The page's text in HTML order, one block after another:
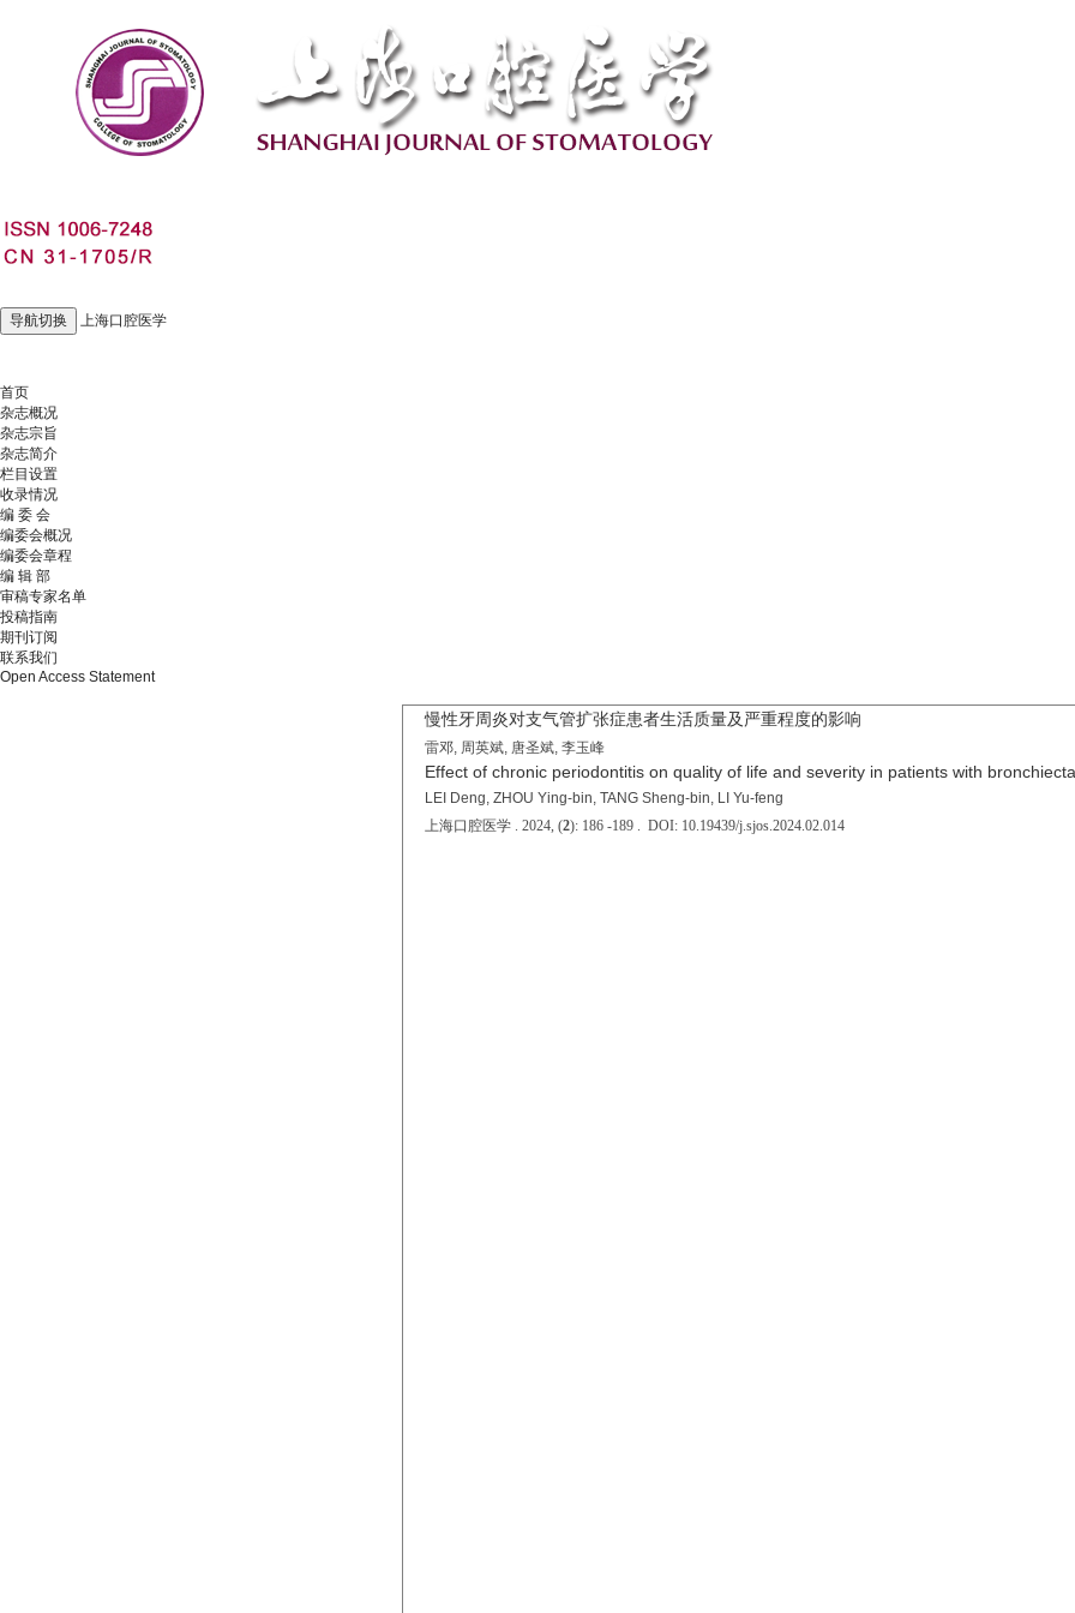
导航切换 上海口腔医学
首页
杂志概况
杂志宗旨
杂志简介
栏目设置
收录情况
编 委 会
编委会概况
编委会章程
编 辑 部
审稿专家名单
投稿指南
期刊订阅
联系我们
Open Access Statement
慢性牙周炎对支气管扩张症患者生活质量及严重程度的影响
雷邓, 周英斌, 唐圣斌, 李玉峰
Effect of chronic periodontitis on quality of life and severity in patients with
LEI Deng, ZHOU Ying-bin, TANG Sheng-bin, LI Yu-feng
上海口腔医学 . 2024, (2): 186 -189 . DOI: 10.19439/j.sjos.2024.02.014